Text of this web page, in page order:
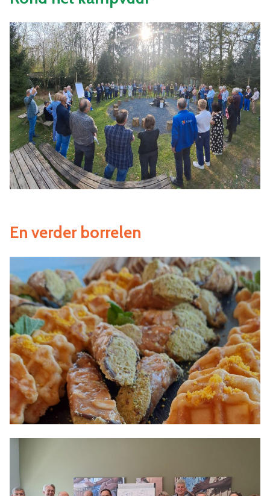
En verder borrelen